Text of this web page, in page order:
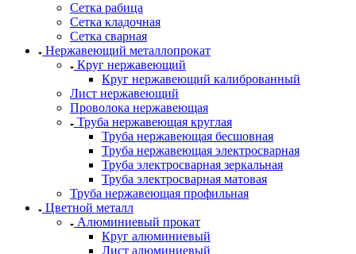
Сетка рабица
Сетка кладочная
Сетка сварная
Нержавеющий металлопрокат
Круг нержавеющий
Круг нержавеющий калиброванный
Лист нержавеющий
Проволока нержавеющая
Труба нержавеющая круглая
Труба нержавеющая бесшовная
Труба нержавеющая электросварная
Труба электросварная зеркальная
Труба электросварная матовая
Труба нержавеющая профильная
Цветной металл
Алюминиевый прокат
Круг алюминиевый
Лист алюминиевый